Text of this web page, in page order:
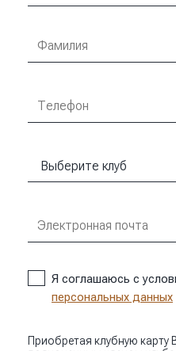
Я соглашаюсь с
персональных данных
Приобретая клубную карту